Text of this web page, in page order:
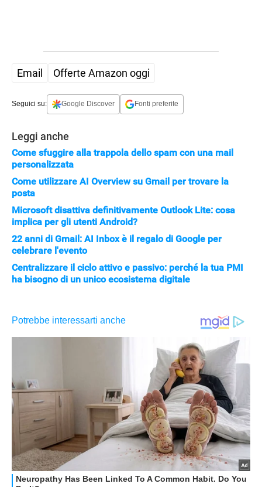
APPLE
Email Offerte Amazon oggi
Seguici su: Google Discover Fonti preferite
Leggi anche
Come sfuggire alla trappola dello spam con una mail
personalizzata
Come utilizzare AI Overview su Gmail per trovare la
posta
Microsoft disattiva definitivamente Outlook Lite: cosa
implica per gli utenti Android?
22 anni di Gmail: AI Inbox è il regalo di Google per
celebrare l'evento
Centralizzare il ciclo attivo e passivo: perché la tua PMI
ha bisogno di un unico ecosistema digitale